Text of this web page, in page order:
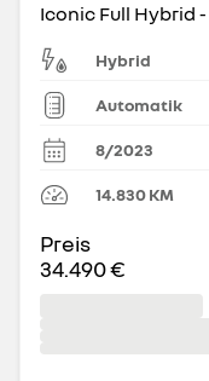
Iconic Full Hybrid
Hybrid
Automatik
8/2023
14.830KM
Preis
34.490 €